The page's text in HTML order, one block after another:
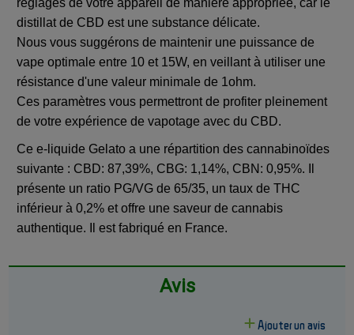
distillat de CBD est une substance délicate.
Nous vous suggérons de maintenir une puissance de
vape optimale entre 10 et 15W, en veillant à utiliser une
résistance d'une valeur minimale de 1ohm.
Ces paramètres vous permettront de profiter pleinement
de votre expérience de vapotage avec du CBD.
Ce e-liquide Gelato a une répartition des cannabinoïdes
suivante : CBD: 87,39%, CBG: 1,14%, CBN: 0,95%. Il
présente un ratio PG/VG de 65/35, un taux de THC
inférieur à 0,2% et offre une saveur de cannabis
authentique. Il est fabriqué en France.
Avis
Ajouter un avis